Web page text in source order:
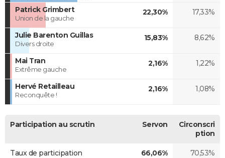
Patrick Grimbert
Union de la gauche
22,30% 17,33%
Julie Barenton Guillas
Divers droite
15,83% 8,62%
Mai Tran
Extrême gauche
2,16% 1,22%
Hervé Retailleau
Reconquête !
2,16% 1,08%
Participation au scrutin Servon
Circonscri
ption
Taux de participation 66,06% 70,53%